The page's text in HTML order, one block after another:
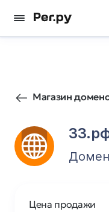
Магазин
Цена продажи